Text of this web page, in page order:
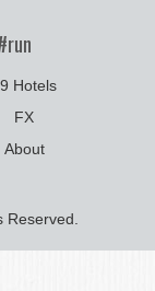
Hotels
FX
About